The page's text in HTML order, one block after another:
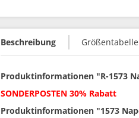
Beschreibung Größentabelle
Produktinformationen "R-1573
SONDERPOSTEN 30% Rabatt
Produktinformationen "1573